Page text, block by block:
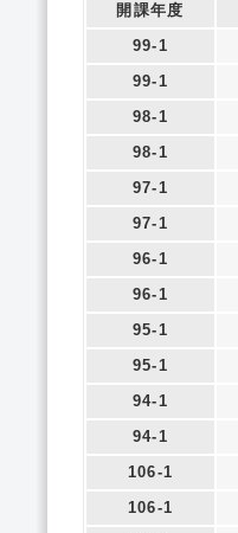
開課年度
99-1
99-1
98-1
98-1
97-1
97-1
96-1
96-1
95-1
95-1
94-1
94-1
106-1
106-1